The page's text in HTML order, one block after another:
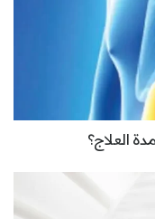
العلاج؟